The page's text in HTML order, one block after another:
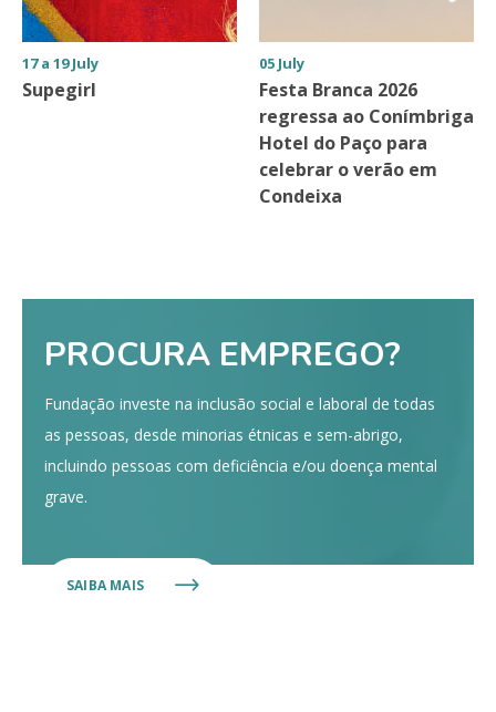
17 a 19 July
Supegirl
05 July
Festa Branca 2026
regressa ao Conímbriga
Hotel do Paço para
celebrar o verão em
Condeixa
PROCURA EMPREGO?
Fundação investe na inclusão social e laboral de todas
as pessoas, desde minorias étnicas e sem-abrigo,
incluindo pessoas com deficiência e/ou doença mental
grave.
SAIBA MAIS